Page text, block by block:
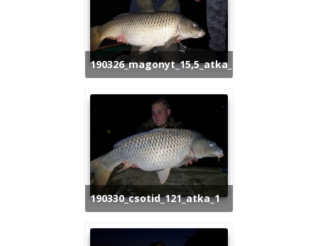
190326_magonyt_15,5_atka_1
190330_csotid_121_atka_1